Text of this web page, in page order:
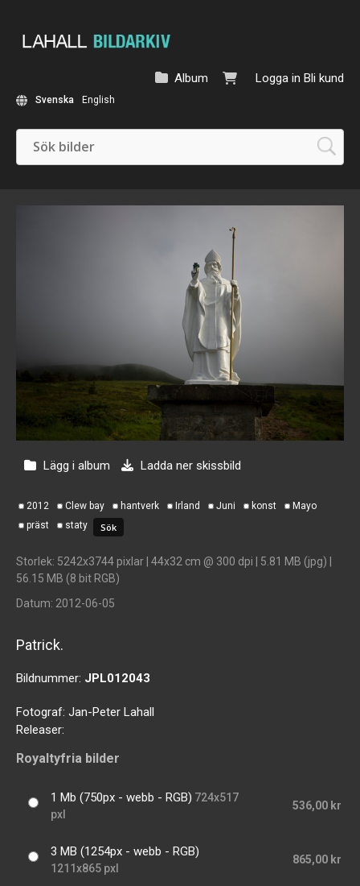
Logga in Bli kund
Album
Svenska English
Lägg i album Ladda ner skissbild
2012 Clew bay hantverk Irland Juni konst
Mayo
präst
staty
Storlek: 5242x3744 pixlar | 44x32 cm @ 300 dpi | 5.81 MB (jpg) |
56.15 MB (8 bit RGB)
Datum: 2012-06-05
Patrick.
Bildnummer: JPL012043
Fotograf: Jan-Peter Lahall
Releaser:
Royaltyfria bilder
1 Mb (750px - webb - RGB) 724x517
pxl
536,00 kr
3 MB (1254px - webb - RGB)
1211x865 pxl
865,00 kr